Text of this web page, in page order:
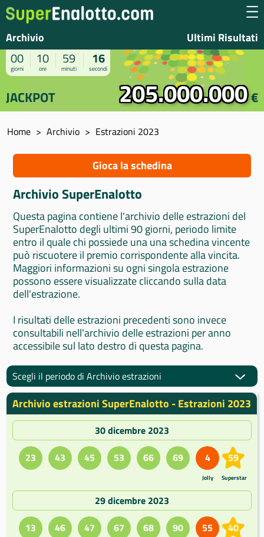
Archivio Ultimi Risultati
00
giorni
10
ore
59
minuti
15
secondi
JACKPOT 205.000.000€
Home Archivio Estrazioni 2023
Gioca la schedina
Archivio SuperEnalotto
Questa pagina contiene l'archivio delle estrazioni del
SuperEnalotto degli ultimi 90 giorni, periodo limite
entro il quale chi possiede una una schedina vincente
può riscuotere il premio corrispondente alla vincita.
Maggiori informazioni su ogni singola estrazione
possono essere visualizzate cliccando sulla data
dell'estrazione.
I risultati delle estrazioni precedenti sono invece
consultabili nell'archivio delle estrazioni per anno
accessibile sul lato destro di questa pagina.
Scegli il periodo di Archivio estrazioni
Archivio estrazioni SuperEnalotto - Estrazioni 2023
30 dicembre 2023
23
43 45 53 66 69 4
Jolly
59
Superstar
29 dicembre 2023
13
46 47 67 68 90 55 40